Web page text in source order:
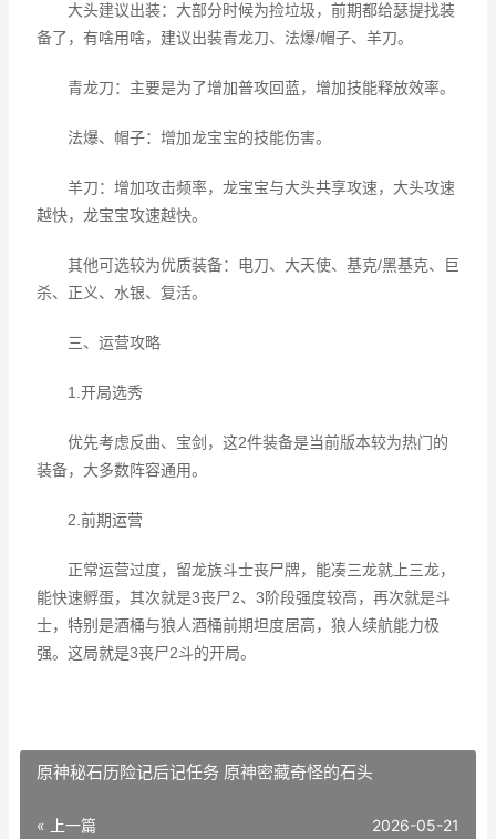
大头建议出装：大部分时候为捡垃圾，前期都给瑟提找装
备了，有啥用啥，建议出装青龙刀、法爆/帽子、羊刀。
青龙刀：主要是为了增加普攻回蓝，增加技能释放效率。
法爆、帽子：增加龙宝宝的技能伤害。
羊刀：增加攻击频率，龙宝宝与大头共享攻速，大头攻速
越快，龙宝宝攻速越快。
其他可选较为优质装备：电刀、大天使、基克/黑基克、巨
杀、正义、水银、复活。
三、运营攻略
1.开局选秀
优先考虑反曲、宝剑，这2件装备是当前版本较为热门的
装备，大多数阵容通用。
2.前期运营
正常运营过度，留龙族斗士丧尸牌，能凑三龙就上三龙，
能快速孵蛋，其次就是3丧尸2、3阶段强度较高，再次就是斗
士，特别是酒桶与狼人酒桶前期坦度居高，狼人续航能力极
强。这局就是3丧尸2斗的开局。
原神秘石历险记后记任务 原神密藏奇怪的石头
« 上一篇 2026-05-21